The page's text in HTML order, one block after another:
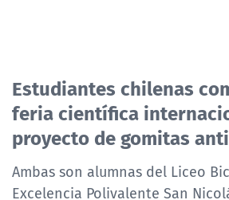
Estudiantes chilenas
feria científica
proyecto de gomitas
Ambas son alumnas del Liceo
Excelencia Polivalente San